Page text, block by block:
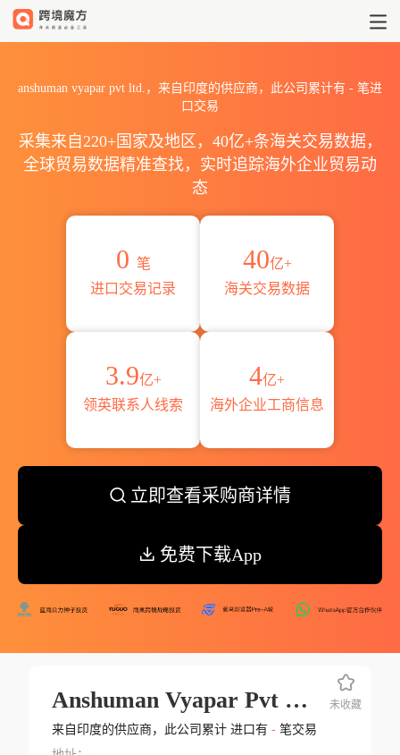
anshuman vyapar pvt ltd.，来自印度的供应商，此公司累计有 - 笔进
口交易
采集来自220+国家及地区，40亿+条海关交易数据，
全球贸易数据精准查找，实时追踪海外企业贸易动
态
0 笔
进口交易记录
40亿+
海关交易数据
3.9亿+
领英联系人线索
4亿+
海外企业工商信息
立即查看采购商详情
免费下载App
Anshuman Vyapar Pvt Ltd.
来自印度的供应商，此公司累计 进口有 -笔交易
未收藏